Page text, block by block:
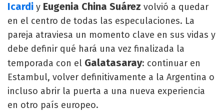
Icardi y Eugenia China Suárez volvió a quedar
en el centro de todas las especulaciones. La
pareja atraviesa un momento clave en sus vidas y
debe definir qué hará una vez finalizada la
temporada con el Galatasaray: continuar en
Estambul, volver definitivamente a la Argentina o
incluso abrir la puerta a una nueva experiencia
en otro país europeo.